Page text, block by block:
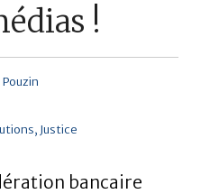
!
Justice
bancaire